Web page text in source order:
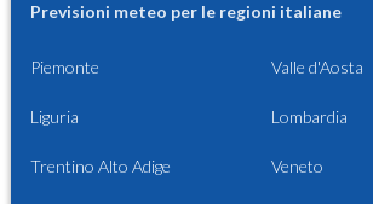
Previsioni meteo per le regioni italiane
Piemonte Valle d'Aosta
Liguria Lombardia
Trentino Alto Adige Veneto